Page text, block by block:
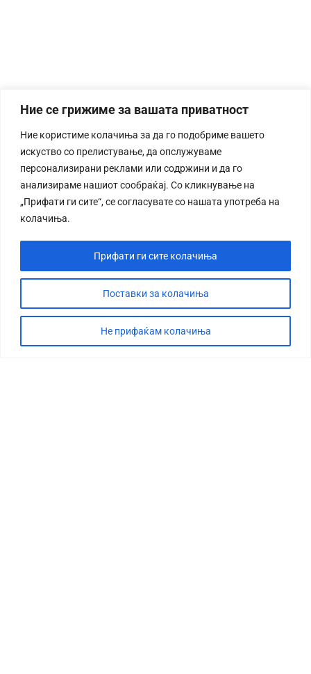
Ние се грижиме за вашата приватност
Ние користиме колачиња за да го подобриме вашето
искуство со прелистување, да опслужуваме
персонализирани реклами или содржини и да го
анализираме нашиот сообраќај. Со кликнување на
„Прифати ги сите“, се согласувате со нашата употреба на
колачиња.
Поставки за колачиња
Не прифаќам колачиња
Прифати ги сите колачиња